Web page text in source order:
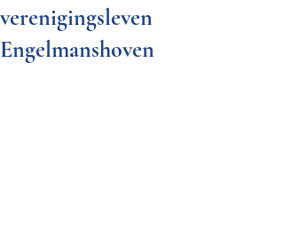
verenigingsleven
Engelmanshoven